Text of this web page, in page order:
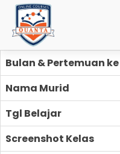
Bulan & Pertemuan ke
Nama Murid
Tgl Belajar
Screenshot Kelas